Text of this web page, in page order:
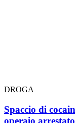
DROGA
Spaccio di
operaio